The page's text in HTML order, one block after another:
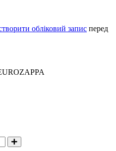
обліковий запис перед